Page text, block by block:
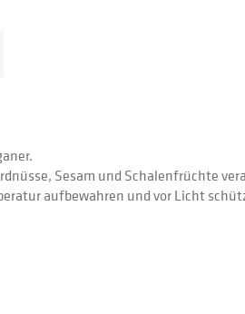
Sesam und Schalenfrüchte
aufbewahren und vor Licht